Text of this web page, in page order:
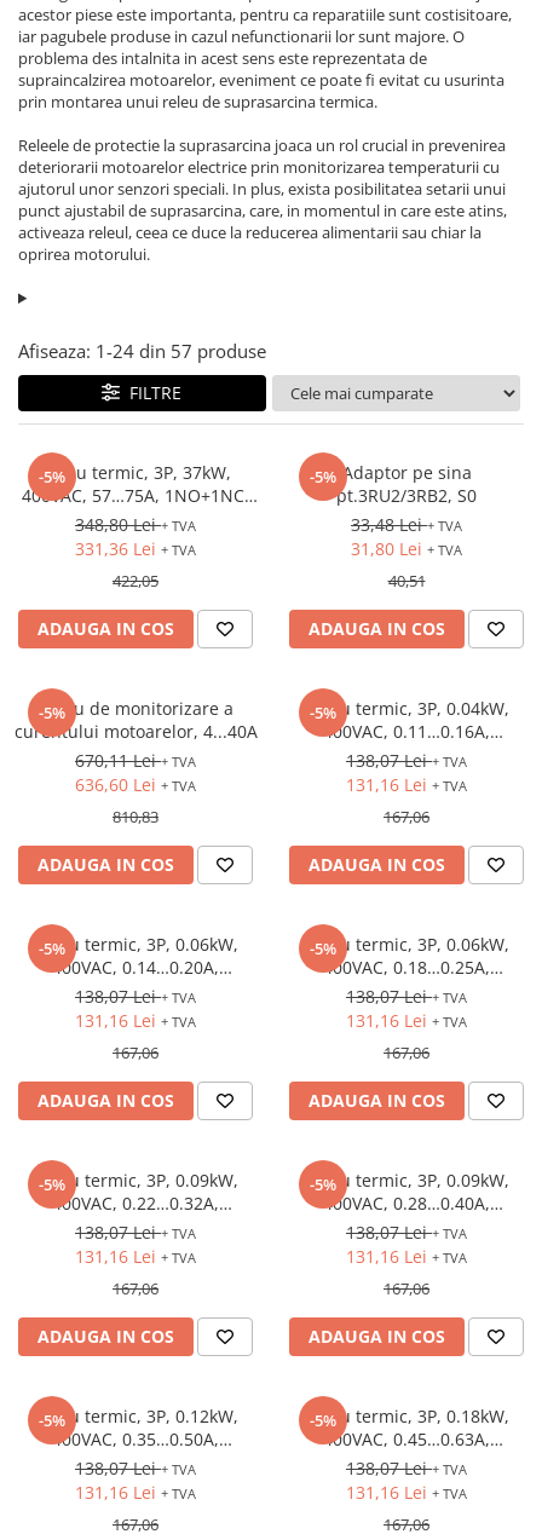
AFDD - Sigurante & dispozitive de
detectare
acestor piese este importanta, pentru ca reparatiile sunt costisitoare,
iar pagubele produse in cazul nefunctionarii lor sunt majore. O
problema des intalnita in acest sens este reprezentata de
supraincalzirea motoarelor, eveniment ce poate fi evitat cu usurinta
prin montarea unui releu de suprasarcina termica.
Releele de protectie la suprasarcina joaca un rol crucial in prevenirea
deteriorarii motoarelor electrice prin monitorizarea temperaturii cu
ajutorul unor senzori speciali. In plus, exista posibilitatea setarii unui
punct ajustabil de suprasarcina, care, in momentul in care este atins,
activeaza releul, ceea ce duce la reducerea alimentarii sau chiar la
oprirea motorului.
Afiseaza: 1-24 din 57 produse
FILTRE
-5%
Releu termic, 3P, 37kW,
400VAC, 57…75A, 1NO+1NC,
S3
348,80 Lei+ TVA
331,36 Lei + TVA
422,05
ADAUGA IN COS
-5% Adaptor pe sina
pt.3RU2/3RB2, S0
33,48 Lei+ TVA
31,80 Lei + TVA
40,51
ADAUGA IN COS
-5%
Releu de monitorizare a
curentului motoarelor, 4...40A
670,11 Lei+ TVA
636,60 Lei + TVA
810,83
ADAUGA IN COS
-5%
Releu termic, 3P, 0.04kW,
400VAC, 0.11…0.16A,
1NO+1NC, S00
138,07 Lei+ TVA
131,16 Lei + TVA
167,06
ADAUGA IN COS
-5%
Releu termic, 3P, 0.06kW,
400VAC, 0.14…0.20A,
1NO+1NC, S00
138,07 Lei+ TVA
131,16 Lei + TVA
167,06
ADAUGA IN COS
-5%
Releu termic, 3P, 0.06kW,
400VAC, 0.18…0.25A,
1NO+1NC, S00
138,07 Lei+ TVA
131,16 Lei + TVA
167,06
ADAUGA IN COS
-5%
Releu termic, 3P, 0.09kW,
400VAC, 0.22…0.32A,
1NO+1NC, S00
138,07 Lei+ TVA
131,16 Lei + TVA
167,06
ADAUGA IN COS
-5%
Releu termic, 3P, 0.09kW,
400VAC, 0.28…0.40A,
1NO+1NC, S00
138,07 Lei+ TVA
131,16 Lei + TVA
167,06
ADAUGA IN COS
-5%
Releu termic, 3P, 0.12kW,
400VAC, 0.35…0.50A,
1NO+1NC, S00
138,07 Lei+ TVA
131,16 Lei + TVA
167,06
-5%
Releu termic, 3P, 0.18kW,
400VAC, 0.45…0.63A,
1NO+1NC, S00
138,07 Lei+ TVA
131,16 Lei + TVA
167,06